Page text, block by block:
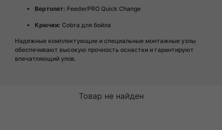
Вертолет: FeederPRO Quick Change
Крючки: Cobra для бойла
Надежные комплектующие и специальные монтажные узлы
обеспечивают высокую прочность оснастки и гарантируют
впечатляющий улов.
Товар не найден